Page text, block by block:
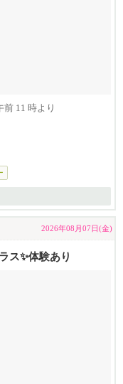
前 11 時より
2026年08月07日(金)
ス✨体験あり